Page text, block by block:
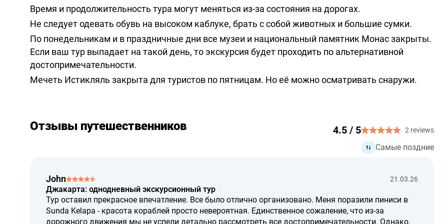
Время и продолжительность тура могут меняться из-за состояния на дорогах.
Не следует одевать обувь на высоком каблуке, брать с собой животных и большие сумки.
По понедельникам и в праздничные дни все музеи и национальный памятник Монас закрыты.
Если ваш тур выпадает на такой день, то экскурсия будет проходить по альтернативной
достопримечательности.
Мечеть Истикляль закрыта для туристов по пятницам. Но её можно осматривать снаружи.
Отзывы путешественников 4.5 / 5 2 reviews
Самые поздние
John 21.03.26
Джакарта: однодневный экскурсионный тур
Тур оставил прекрасное впечатление. Все было отлично организовано. Меня поразили пиниси в
Sunda Kelapa - красота кораблей просто невероятная. Единственное сожаление, что из-за
дорожного движения мы не успели детально рассмотреть все достопримечательности. Однако,